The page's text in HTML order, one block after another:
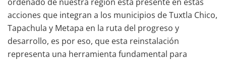
acciones que integran a los municipios de Tuxtla Chico,
Tapachula y Metapa en la ruta del progreso y
desarrollo, es por eso, que esta reinstalación
representa una herramienta fundamental para